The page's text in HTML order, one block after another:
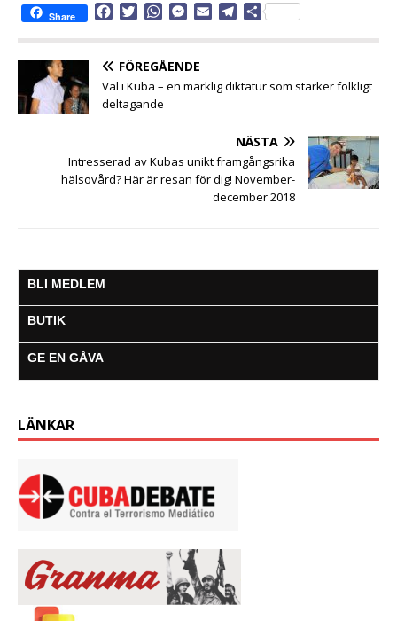
Share
e
b
o
T
t
t
e
W
t
s
A
M
s
e
l
T
g
m
D
FÖREGÅENDE
Val i Kuba – en märklig diktatur som stärker folkligt
deltagande
NÄSTA
Intresserad av Kubas unikt framgångsrika
hälsovård? Här är resan för dig! November-
december 2018
BLI MEDLEM
BUTIK
GE EN GÅVA
LÄNKAR